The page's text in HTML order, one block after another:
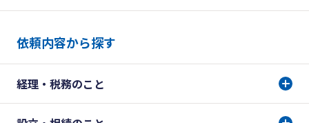
依頼内容から探す
経理・税務のこと